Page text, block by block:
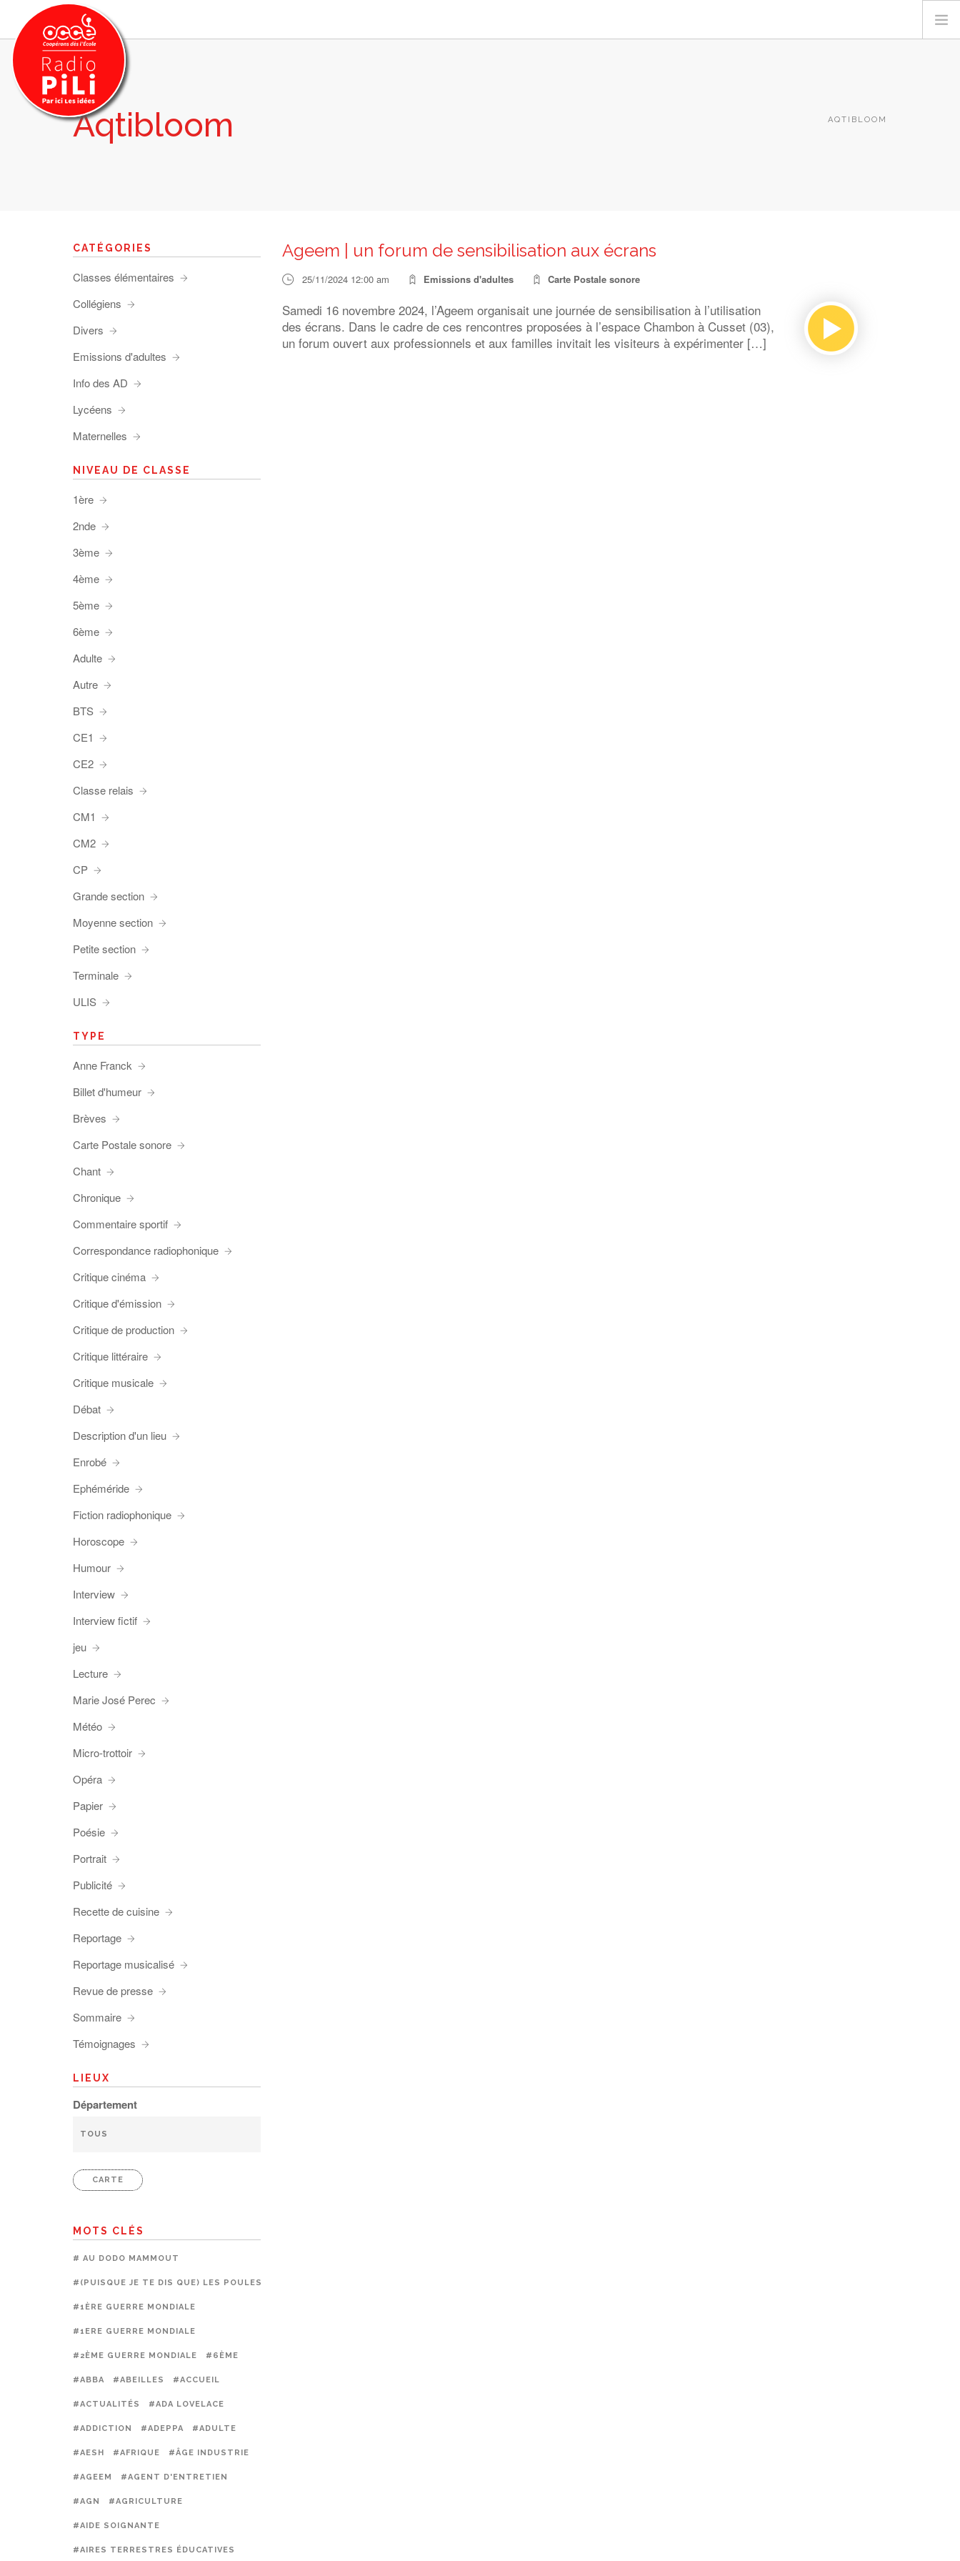
PRÉSENTATION
GRILLE DES PROGRAMMES
RECHERCHER
Aqtibloom AQTIBLOOM
Ageem | un forum de sensibilisation aux écrans
25/11/2024 12:00 am Emissions d'adultes Carte Postale sonore
Samedi 16 novembre 2024, l’Ageem organisait une journée de sensibilisation à l’utilisation
des écrans. Dans le cadre de ces rencontres proposées à l’espace Chambon à Cusset (03),
un forum ouvert aux professionnels et aux familles invitait les visiteurs à expérimenter […]
CATÉGORIES
Classes élémentaires
Collégiens
Divers
Emissions d'adultes
Info des AD
Lycéens
Maternelles
NIVEAU DE CLASSE
1ère
2nde
3ème
4ème
5ème
6ème
Adulte
Autre
BTS
CE1
CE2
Classe relais
CM1
CM2
CP
Grande section
Moyenne section
Petite section
Terminale
ULIS
TYPE
Anne Franck
Billet d'humeur
Brèves
Carte Postale sonore
Chant
Chronique
Commentaire sportif
Correspondance radiophonique
Critique cinéma
Critique d'émission
Critique de production
Critique littéraire
Critique musicale
Débat
Description d'un lieu
Enrobé
Ephéméride
Fiction radiophonique
Horoscope
Humour
Interview
Interview fictif
jeu
Lecture
Marie José Perec
Météo
Micro-trottoir
Opéra
Papier
Poésie
Portrait
Publicité
Recette de cuisine
Reportage
Reportage musicalisé
Revue de presse
Sommaire
Témoignages
LIEUX
Département
CARTE
MOTS CLÉS
# AU DODO MAMMOUT
#(PUISQUE JE TE DIS QUE) LES POULES PRÉFÈRENT LES CAGES
#1ÈRE GUERRE MONDIALE
#1ERE GUERRE MONDIALE
#2ÈME GUERRE MONDIALE #6ÈME
#ABBA #ABEILLES #ACCUEIL
#ACTUALITÉS #ADA LOVELACE
#ADDICTION #ADEPPA #ADULTE
#AESH #AFRIQUE #ÂGE INDUSTRIE
#AGEEM #AGENT D'ENTRETIEN
#AGN #AGRICULTURE
#AIDE SOIGNANTE
#AIRES TERRESTRES ÉDUCATIVES